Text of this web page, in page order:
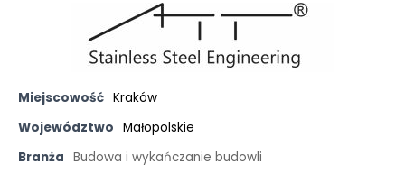
Miejscowość Kraków
Województwo Małopolskie
Branża Budowa i wykańczanie budowli